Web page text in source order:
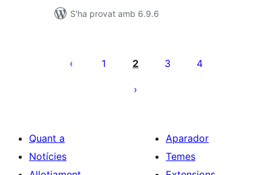
S'ha provat amb 6.9.6
1 2 3 4
Quant a
Notícies
Aparador
Temes